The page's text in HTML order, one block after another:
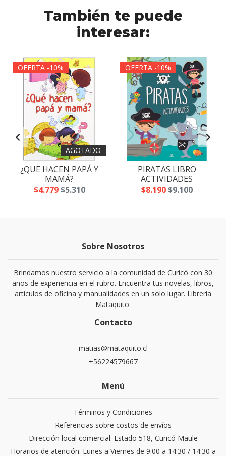
También te puede
interesar:
OFERTA -10%
AGOTADO
¿QUE HACEN PAPÁ Y
MAMÁ?
$4.779$5.310
OFERTA -10%
PIRATAS LIBRO
ACTIVIDADES
$8.190$9.100
Sobre Nosotros
Brindamos nuestro servicio a la comunidad de Curicó con 30
años de experiencia en el rubro. Encuentra tus novelas, libros,
artículos de oficina y manualidades en un solo lugar. Libreria
Mataquito.
Contacto
matias@mataquito.cl
+56224579667
Menú
Términos y Condiciones
Referencias sobre costos de envíos
Dirección local comercial: Estado 518, Curicó Maule
Horarios de atención: Lunes a Viernes de 9:00 a 14:30 / 14:30 a